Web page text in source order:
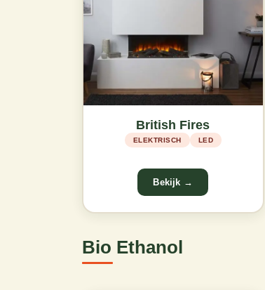
British Fires
ELEKTRISCH LED
Bio Ethanol